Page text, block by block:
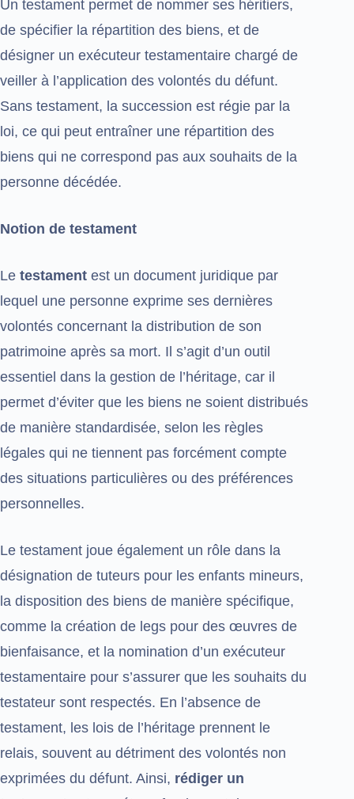
Un testament permet de nommer ses héritiers,
de spécifier la répartition des biens, et de
désigner un exécuteur testamentaire chargé de
veiller à l’application des volontés du défunt.
Sans testament, la succession est régie par la
loi, ce qui peut entraîner une répartition des
biens qui ne correspond pas aux souhaits de la
personne décédée.
Notion de testament
Le testament est un document juridique par
lequel une personne exprime ses dernières
volontés concernant la distribution de son
patrimoine après sa mort. Il s’agit d’un outil
essentiel dans la gestion de l’héritage, car il
permet d’éviter que les biens ne soient distribués
de manière standardisée, selon les règles
légales qui ne tiennent pas forcément compte
des situations particulières ou des préférences
personnelles.
Le testament joue également un rôle dans la
désignation de tuteurs pour les enfants mineurs,
la disposition des biens de manière spécifique,
comme la création de legs pour des œuvres de
bienfaisance, et la nomination d’un exécuteur
testamentaire pour s’assurer que les souhaits du
testateur sont respectés. En l’absence de
testament, les lois de l’héritage prennent le
relais, souvent au détriment des volontés non
exprimées du défunt. Ainsi, rédiger un